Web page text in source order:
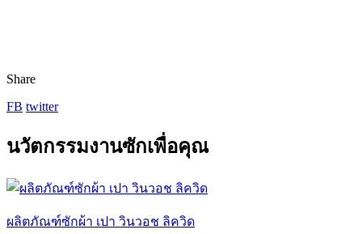
Share
FB twitter
นวัตกรรมงานซักเพื่อคุณ
ผลิตภัณฑ์ซักผ้า เปา วินวอช ลิควิด